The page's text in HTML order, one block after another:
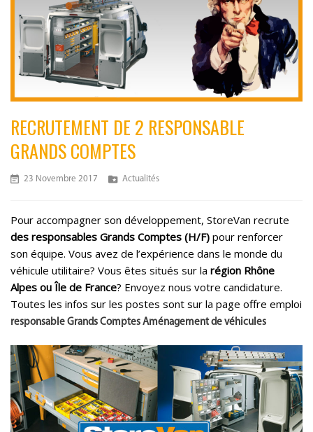
RECRUTEMENT DE 2 RESPONSABLE
GRANDS COMPTES
Posted
23 Novembre 2017 Categories
Actualités
Pour accompagner son développement, StoreVan recrute
des responsables Grands Comptes (H/F) pour renforcer
son équipe. Vous avez de l’expérience dans le monde du
véhicule utilitaire? Vous êtes situés sur la région Rhône
Alpes ou Île de France? Envoyez nous votre candidature.
Toutes les infos sur les postes sont sur la page offre emploi
responsable Grands Comptes Aménagement de véhicules